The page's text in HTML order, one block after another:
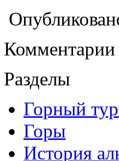
Комментарии
Разделы
Горный
Горы
История